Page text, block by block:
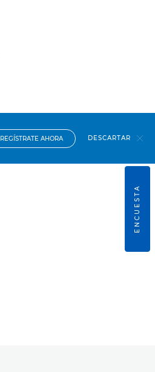
REGÍSTRATE AHORA DESCARTAR
ENCUESTA